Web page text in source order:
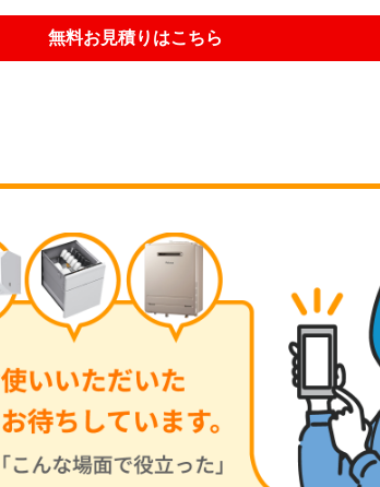
無料お見積りはこちら